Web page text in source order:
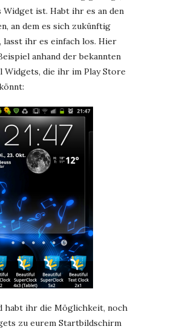
ist. Habt ihr es an den
an dem es sich zukünftig
lasst ihr es einfach los. Hier
anhand der bekannten
Widgets, die ihr im Play Store
habt ihr die Möglichkeit, noch
zu eurem Startbildschirm